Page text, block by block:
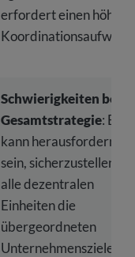
erfordert einen
Schwierigkeiten bei
Gesamtstrategie: Es
kann herausfordernd
sein, sicherzustellen,
alle dezentralen
Einheiten die
übergeordneten
Unternehmensziele